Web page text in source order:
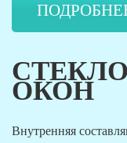
ОКОН
Внутренняя